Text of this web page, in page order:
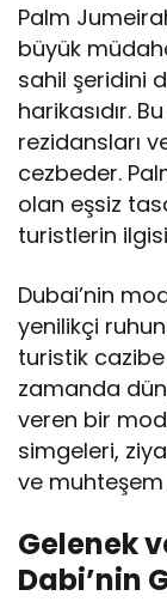
Palm
büyük
sahil şeridini
harikasıdır.
rezidansları
cezbeder.
olan eşsiz
turistlerin
Dubai’nin
yenilikçi
turistik
zamanda
veren bir
simgeleri,
ve
Gelenek
Dabi’nin